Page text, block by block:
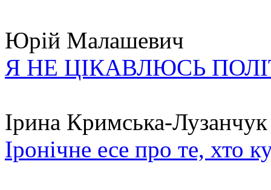
Юрій Малашевич
Я НЕ ЦІКАВЛЮСЬ
Ірина Кримська-Лузанчук
Іронічне есе про те, хто